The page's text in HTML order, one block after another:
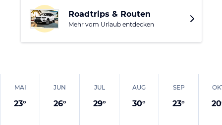
Roadtrips & Routen
Mehr vom Urlaub entdecken
MAI
23°
JUN
26°
JUL
29°
AUG
30°
SEP
23° 20